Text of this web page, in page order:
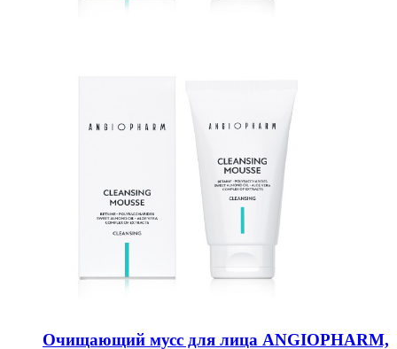
Очищающий мусс для лица ANGIOPHARM,